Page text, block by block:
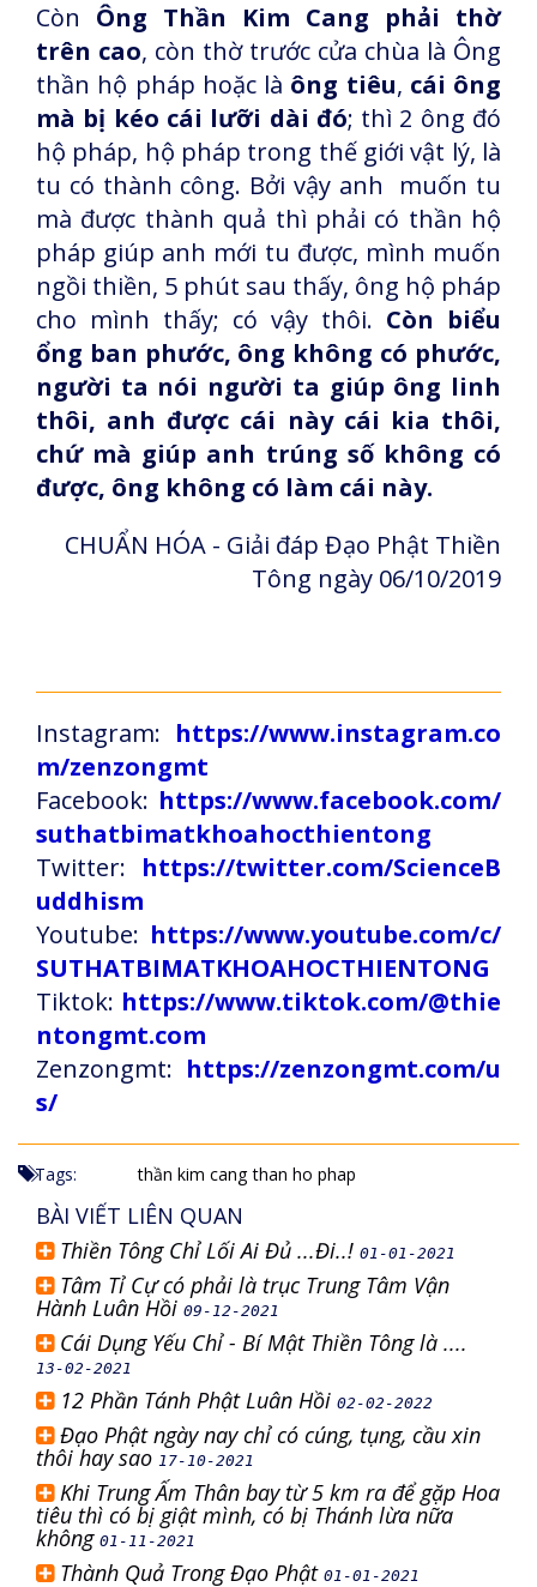
Còn Ông Thần Kim Cang phải thờ
trên cao, còn thờ trước cửa chùa là Ông
thần hộ pháp hoặc là ông tiêu, cái ông
mà bị kéo cái lưỡi dài đó; thì 2 ông đó
hộ pháp, hộ pháp trong thế giới vật lý, là
tu có thành công. Bởi vậy anh muốn tu
mà được thành quả thì phải có thần hộ
pháp giúp anh mới tu được, mình muốn
ngồi thiền, 5 phút sau thấy, ông hộ pháp
cho mình thấy; có vậy thôi. Còn biểu
ổng ban phước, ông không có phước,
người ta nói người ta giúp ông linh
thôi, anh được cái này cái kia thôi,
chứ mà giúp anh trúng số không có
được, ông không có làm cái này.
CHUẨN HÓA - Giải đáp Đạo Phật Thiền
Tông ngày 06/10/2019
Instagram: https://www.instagram.co
m/zenzongmt
Facebook: https://www.facebook.com/
suthatbimatkhoahocthientong
Twitter: https://twitter.com/ScienceB
uddhism
Youtube: https://www.youtube.com/c/
SUTHATBIMATKHOAHOCTHIENTONG
Tiktok: https://www.tiktok.com/@thie
ntongmt.com
Zenzongmt: https://zenzongmt.com/u
s/
Tags: thần kim cang than ho phap
BÀI VIẾT LIÊN QUAN
Thiền Tông Chỉ Lối Ai Đủ ...Đi..! 01-01-2021
Tâm Tỉ Cự có phải là trục Trung Tâm Vận
Hành Luân Hồi 09-12-2021
Cái Dụng Yếu Chỉ - Bí Mật Thiền Tông là ....
13-02-2021
12 Phần Tánh Phật Luân Hồi 02-02-2022
Đạo Phật ngày nay chỉ có cúng, tụng, cầu xin
thôi hay sao 17-10-2021
Khi Trung Ấm Thân bay từ 5 km ra để gặp Hoa
tiêu thì có bị giật mình, có bị Thánh lừa nữa
không 01-11-2021
Thành Quả Trong Đạo Phật 01-01-2021